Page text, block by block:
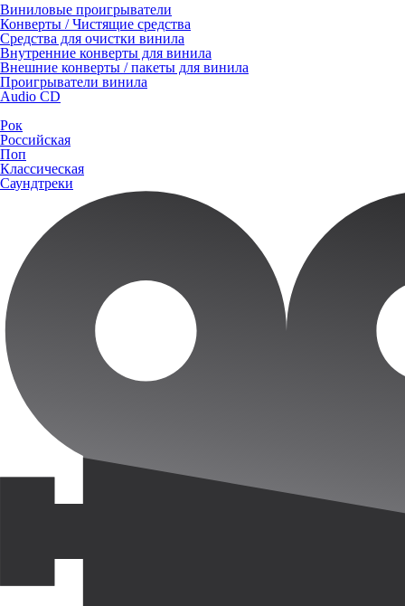
Виниловые проигрыватели
Конверты / Чистящие средства
Средства для очистки винила
Внутренние конверты для винила
Внешние конверты / пакеты для винила
Проигрыватели винила
Audio CD
Рок
Российская
Поп
Классическая
Саундтреки